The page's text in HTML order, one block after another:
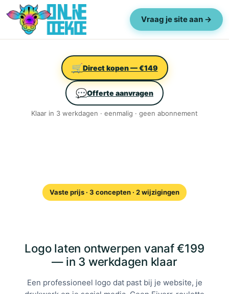
Vraag je site aan →
🛒Direct kopen — €149
💬Offerte aanvragen
Klaar in 3 werkdagen · eenmalig · geen abonnement
Vaste prijs · 3 concepten · 2 wijzigingen
Logo laten ontwerpen vanaf €199
— in 3 werkdagen klaar
Een professioneel logo dat past bij je website, je